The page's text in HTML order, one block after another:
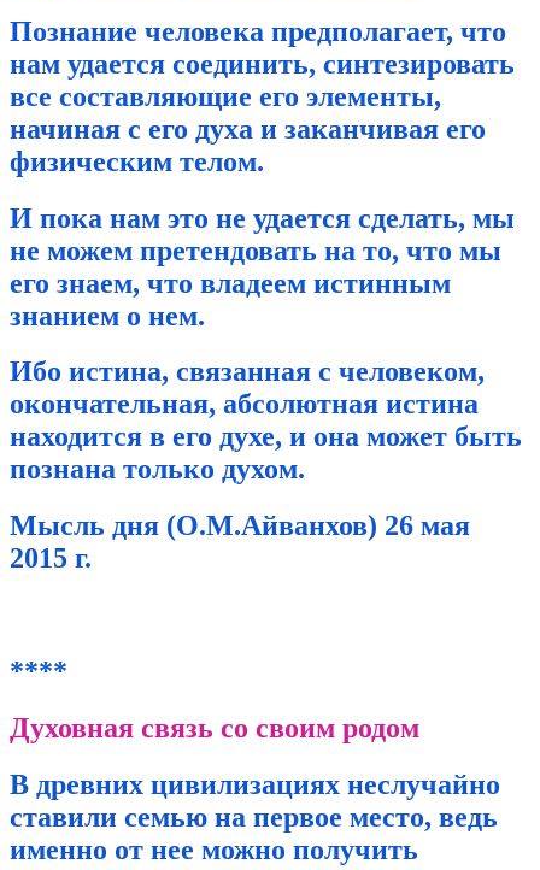
Познание человека предполагает, что
нам удается соединить, синтезировать
все составляющие его элементы,
начиная с его духа и заканчивая его
физическим телом.
И пока нам это не удается сделать, мы
не можем претендовать на то, что мы
его знаем, что владеем истинным
знанием о нем.
Ибо истина, связанная с человеком,
окончательная, абсолютная истина
находится в его духе, и она может быть
познана только духом.
Мысль дня (О.М.Айванхов) 26 мая
2015 г.
****
Духовная связь со своим родом
В древних цивилизациях неслучайно
ставили семью на первое место, ведь
именно от нее можно получить